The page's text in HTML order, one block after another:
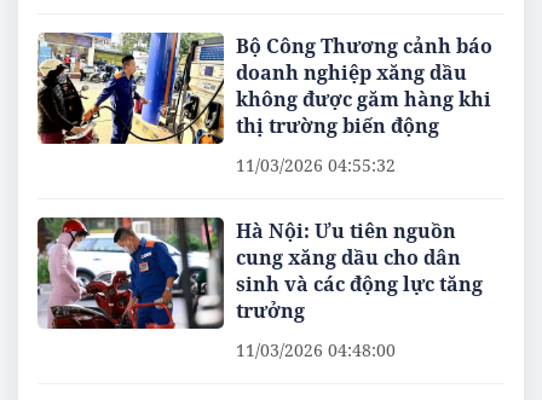
Bộ Công Thương cảnh báo
doanh nghiệp xăng dầu
không được găm hàng khi
thị trường biến động
11/03/2026 04:55:32
Hà Nội: Ưu tiên nguồn
cung xăng dầu cho dân
sinh và các động lực tăng
trưởng
11/03/2026 04:48:00